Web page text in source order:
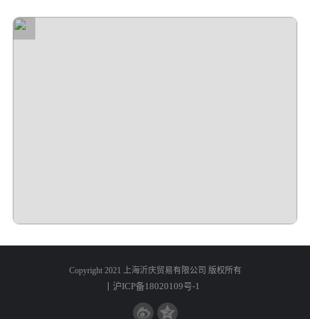
Copyright 2021 上海沂庆贸易有限公司 版权所有
丨沪ICP备18020109号-1